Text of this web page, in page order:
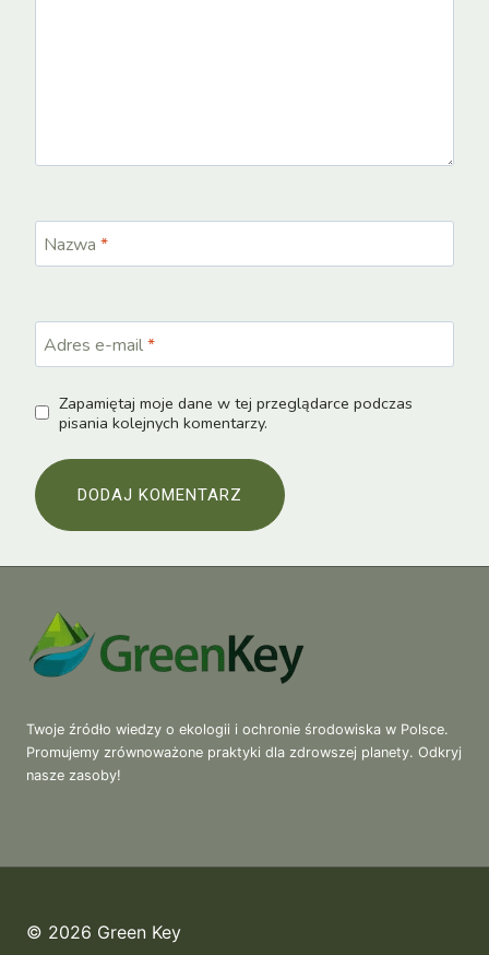
Nazwa *
Adres e-mail*
Zapamiętaj moje dane w tej przeglądarce podczas
pisania kolejnych komentarzy.
Twoje źródło wiedzy o ekologii i ochronie środowiska w Polsce.
Promujemy zrównoważone praktyki dla zdrowszej planety. Odkryj
nasze zasoby!
© 2026 Green Key